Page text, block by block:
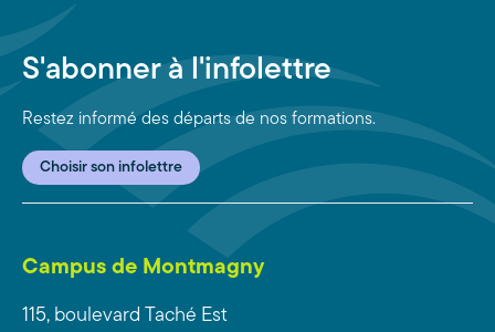
S'abonner à l'infolettre
Restez informé des départs de nos formations.
Choisir son infolettre
Campus de Montmagny
115, boulevard Taché Est